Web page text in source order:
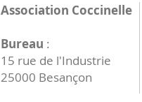
Association Coccinelle
Bureau :
15 rue de l'Industrie
25000 Besançon